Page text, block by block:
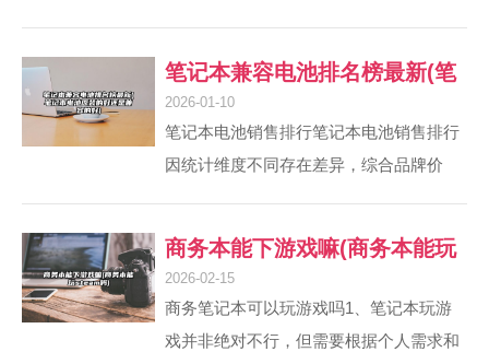
特别是安装安卓系统，是可行的，但需要
注意方法和步骤。关于安装Windows系...
通常搭载高性能CPU（如i7/i9）和独立显
卡（RTX系列），适合大型游戏/渲染；商
务本多用低功耗处理器（如U系列）和集
景，两者各有优劣。性能对比 游戏本：通
常配备高性能CPU、独立...
笔记本兼容电池排名榜最新(笔
好)
2026-01-10
笔记本电池销售排行笔记本电池销售排行
因统计维度不同存在差异，综合品牌价
户需求，联想、戴尔、绿巨能、Damaite
等品牌位列2025年十大榜单。具体如下：
综合品牌排行榜：联想（Lenovo）：品牌
商务本能下游戏嘛(商务本能玩
2026-02-15
商务笔记本可以玩游戏吗1、笔记本玩游
戏并非绝对不行，但需要根据个人需求和